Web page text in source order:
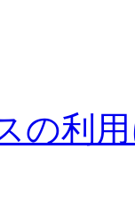
の利